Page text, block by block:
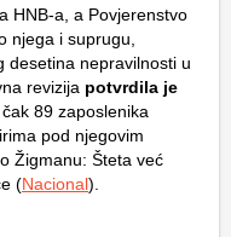
HNB-a, a Povjerenstvo
njega i suprugu,
desetina nepravilnosti u
revizija potvrdila je
čak 89 zaposlenika
pod njegovim
Žigmanu: Šteta već
(Nacional).